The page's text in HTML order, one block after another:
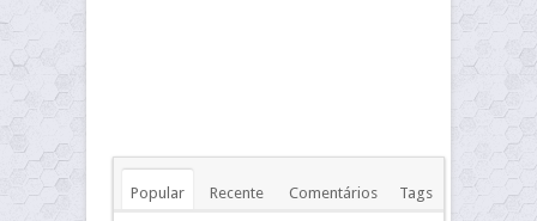
Popular Recente Comentários Tags